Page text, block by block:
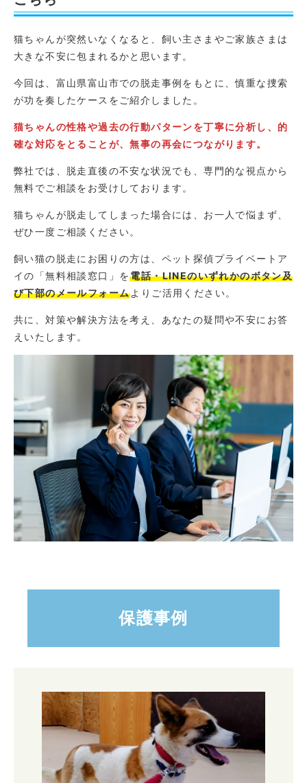
猫ちゃんが突然いなくなると、飼い主さまやご家族さまは
大きな不安に包まれるかと思います。
今回は、富山県富山市での脱走事例をもとに、慎重な捜索
が功を奏したケースをご紹介しました。
猫ちゃんの性格や過去の行動パターンを丁寧に分析し、的
確な対応をとることが、無事の再会につながります。
弊社では、脱走直後の不安な状況でも、専門的な視点から
無料でご相談をお受けしております。
猫ちゃんが脱走してしまった場合には、お一人で悩まず、
ぜひ一度ご相談ください。
飼い猫の脱走にお困りの方は、ペット探偵プライベートア
イの「無料相談窓口」を電話・LINEのいずれかのボタン及
び下部のメールフォームよりご活用ください。
共に、対策や解決方法を考え、あなたの疑問や不安にお答
えいたします。
保護事例